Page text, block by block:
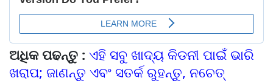
ଅଧିକ ପଢନ୍ତୁ : ଏହି ସବୁ ଖାଦ୍ୟ କିଡନୀ ପାଇଁ ଭାରି
ଖରାପ; ଜାଣନ୍ତୁ ଏବଂ ସତର୍କ ରୁହନ୍ତୁ, ନଚେତ୍